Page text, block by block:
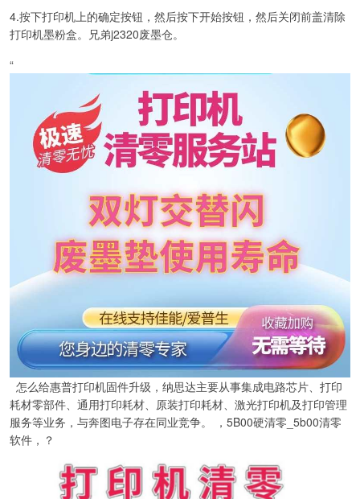
4.按下打印机上的确定按钮，然后按下开始按钮，然后关闭前盖清除
打印机墨粉盒。兄弟j2320废墨仓。
“
怎么给惠普打印机固件升级，纳思达主要从事集成电路芯片、打印
耗材零部件、通用打印耗材、原装打印耗材、激光打印机及打印管理
服务等业务，与奔图电子存在同业竞争。 ，5B00硬清零_5b00清零
软件，？